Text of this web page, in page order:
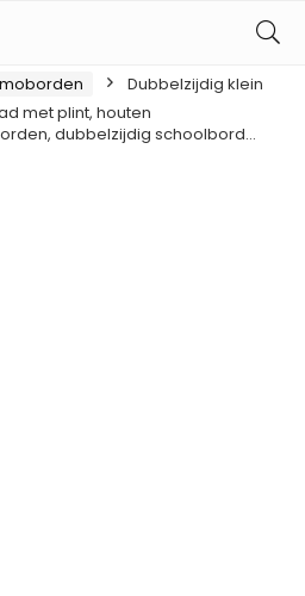
Dubbelzijdig klein
met plint, houten
dubbelzijdig schoolbord…